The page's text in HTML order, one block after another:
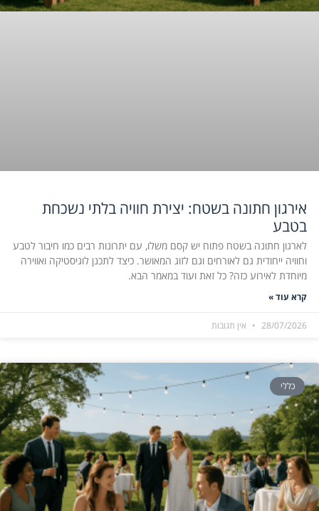
אירגון חתונה בשטח: יצירת חוויה בלתי נשכחת
בטבע
לארגון חתונה בשטח פתוח יש קסם משלו, עם יתרונות רבים כמו חיבור לטבע
וחוויה ייחודית גם לאורחים וגם לזוג המאושר. כיצד לתכנן לוגיסטיקה ואווירה
מיוחדת לאירוע כזה? כל זאת ועוד במאמר הבא.
קרא עוד »
28/07/2026 אין תגובות
כללי